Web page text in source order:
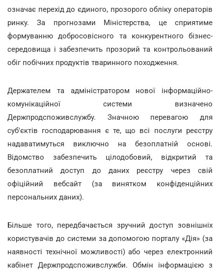
означає перехід до єдиного, прозорого обліку операторів
ринку. За прогнозами Міністерства, це сприятиме
формуванню добросовісного та конкурентного бізнес-
середовища і забезпечить прозорий та контрольований
обіг побічних продуктів тваринного походження.
Держателем та адміністратором нової інформаційно-
комунікаційної системи визначено
Держпродспоживслужбу. Значною перевагою для
суб'єктів господарювання є те, що всі послуги реєстру
надаватимуться виключно на безоплатній основі.
Відомство забезпечить цілодобовий, відкритий та
безоплатний доступ до даних реєстру через свій
офіційний вебсайт (за винятком конфіденційних
персональних даних).
Більше того, передбачається зручний доступ зовнішніх
користувачів до системи за допомогою порталу «Дія» (за
наявності технічної можливості) або через електронний
кабінет Держпродспоживслужби. Обмін інформацією з